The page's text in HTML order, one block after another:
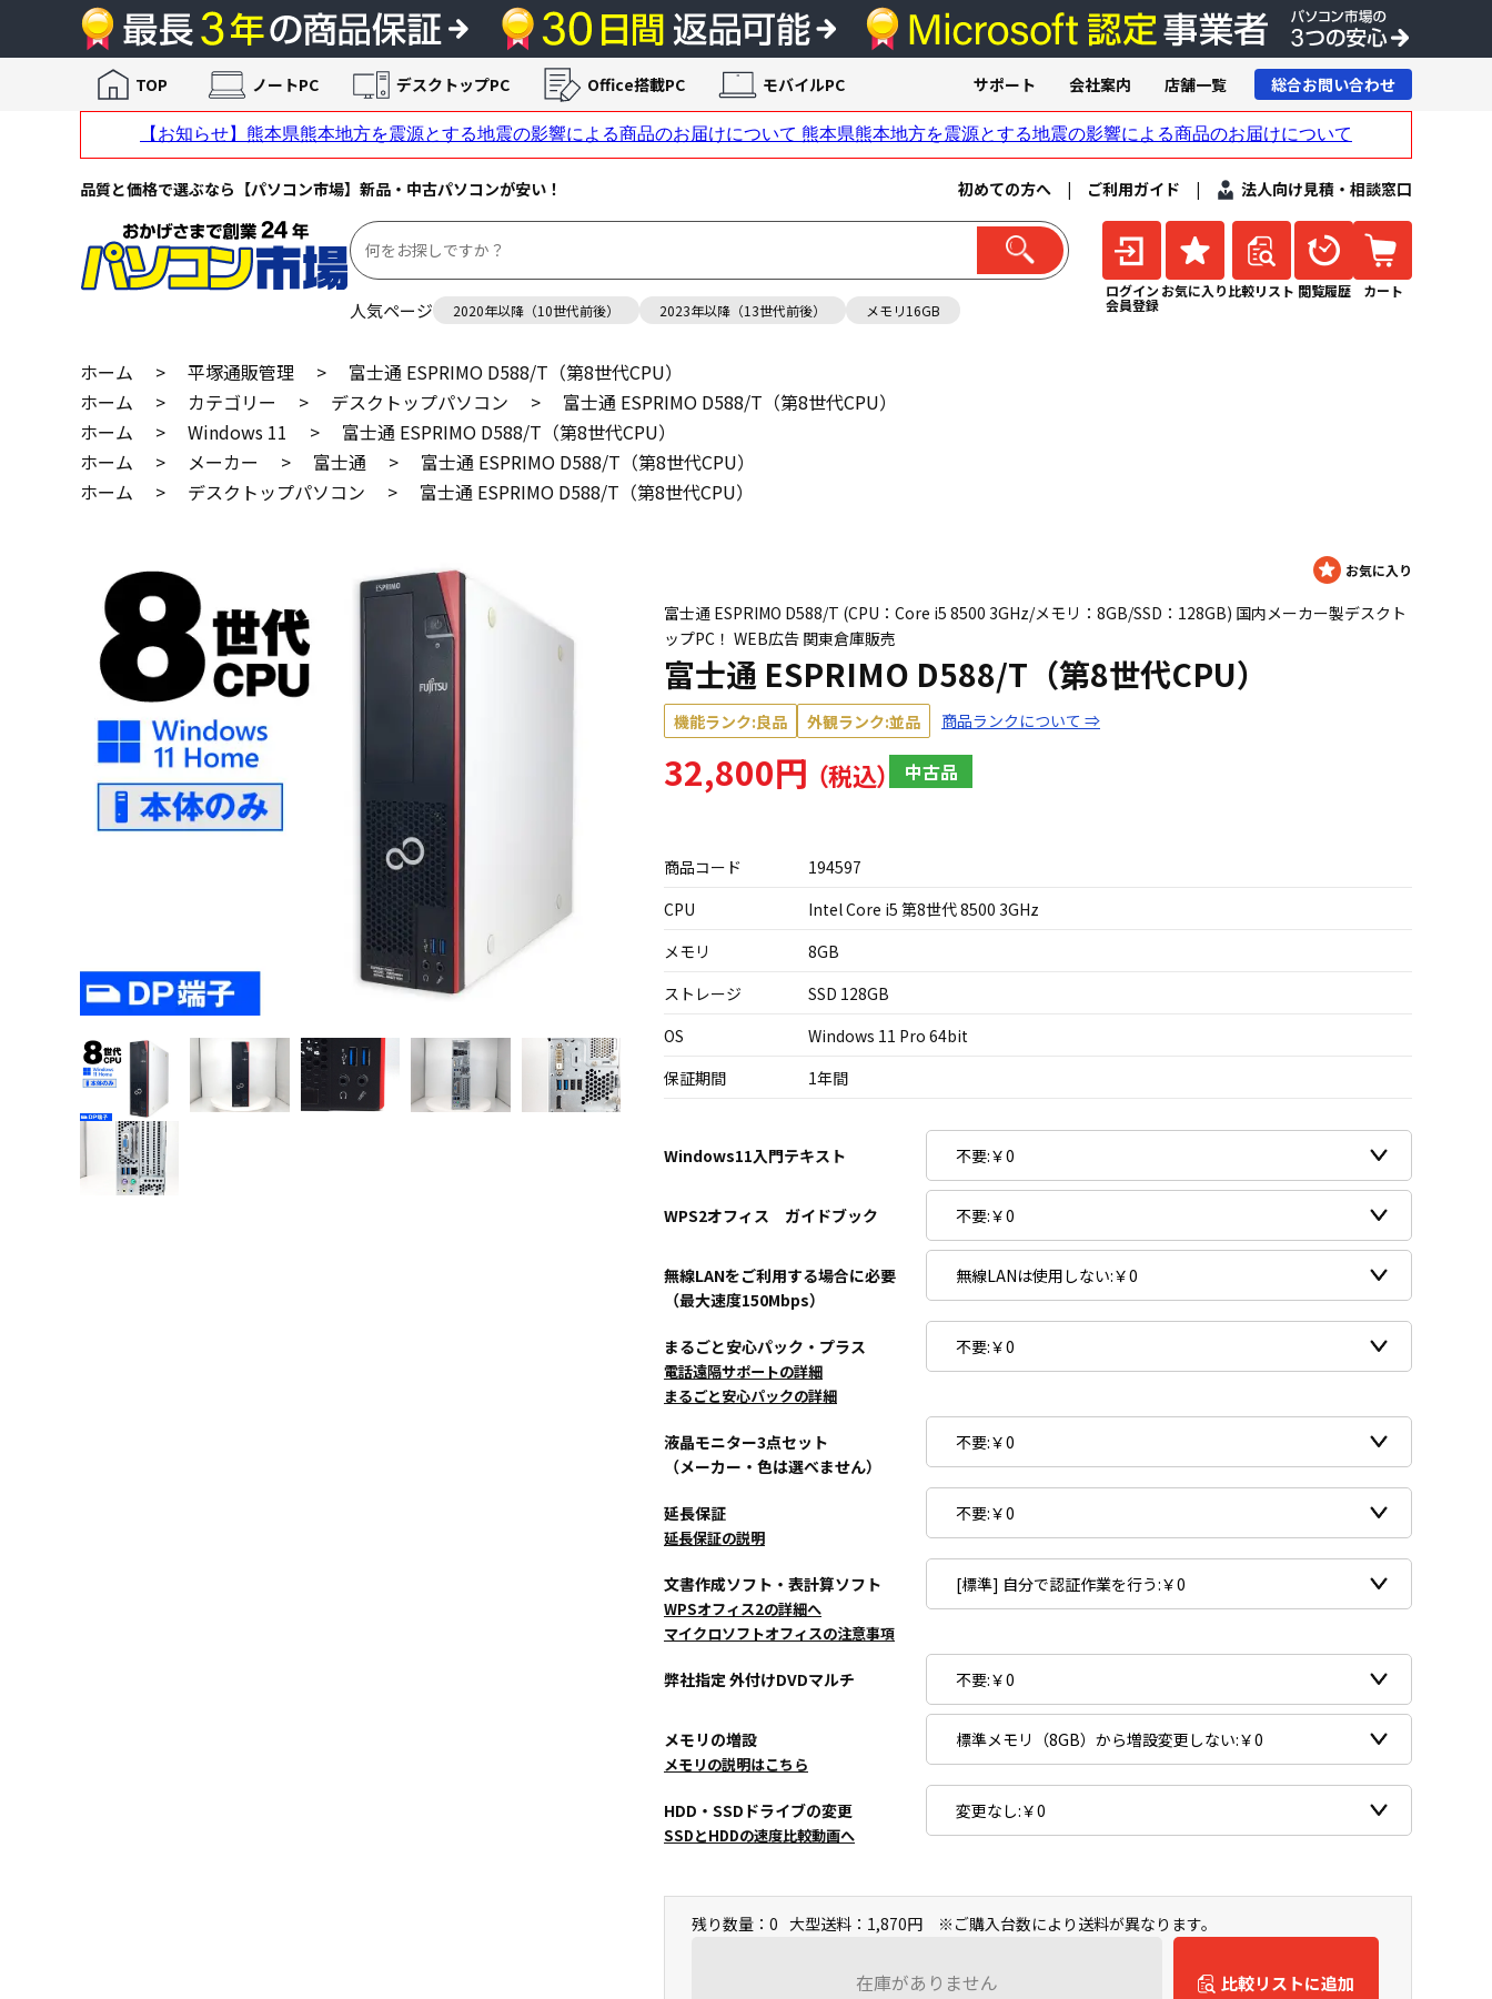
品質と価格で選ぶなら【パソコン市場】新品・中古パソコンが安い！ 初めての方へ | ご利用ガイド | 法人向け見積・相談窓口
人気ページ 2020年以降（10世代前後） 2023年以降（13世代前後） メモリ16GB
ログイン
会員登録
お気に入り 比較リスト 閲覧履歴 カート
TOP ノートPC デスクトップPC Office搭載PC モバイルPC サポート 会社案内 店舗一覧 総合お問い合わせ
ホーム > 平塚通販管理 >
富士通 ESPRIMO D588/T（第8世代CPU）
ホーム
> カテゴリー > デスクトップパソコン >
富士通 ESPRIMO D588/T（第8世代CPU）
ホーム
> Windows 11 >
富士通 ESPRIMO D588/T（第8世代CPU）
ホーム
> メーカー > 富士通 >
富士通 ESPRIMO D588/T（第8世代CPU）
ホーム
> デスクトップパソコン > 富士通 ESPRIMO D588/T（第8世代CPU）
富士通 ESPRIMO D588/T (CPU：Core i5 8500 3GHz/メモリ：8GB/SSD：128GB) 国内メーカー製デスクト
ップPC！ WEB広告 関東倉庫販売
富士通 ESPRIMO D588/T（第8世代CPU）
機能ランク:良品 外観ランク:並品 商品ランクについて ⇒
32,800円 中古品
商品コード
194597
CPU
Intel Core i5 第8世代 8500 3GHz
メモリ
8GB
ストレージ
SSD 128GB
OS
Windows 11 Pro 64bit
保証期間
1年間
Windows11入門テキスト
WPS2オフィス ガイドブック
無線LANをご利用する場合に必要
（最大速度150Mbps）
まるごと安心パック・プラス
電話遠隔サポートの詳細
まるごと安心パックの詳細
液晶モニター3点セット
（メーカー・色は選べません）
延長保証
延長保証の説明
文書作成ソフト・表計算ソフト
WPSオフィス2の詳細へ
マイクロソフトオフィスの注意事項
弊社指定 外付けDVDマルチ
メモリの増設
メモリの説明はこちら
HDD・SSDドライブの変更
SSDとHDDの速度比較動画へ
残り数量：0 大型送料：1,870円 ※ご購入台数により送料が異なります。
在庫がありません 比較リストに追加